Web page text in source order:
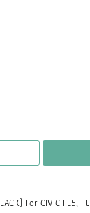
For CIVIC FL5, FE